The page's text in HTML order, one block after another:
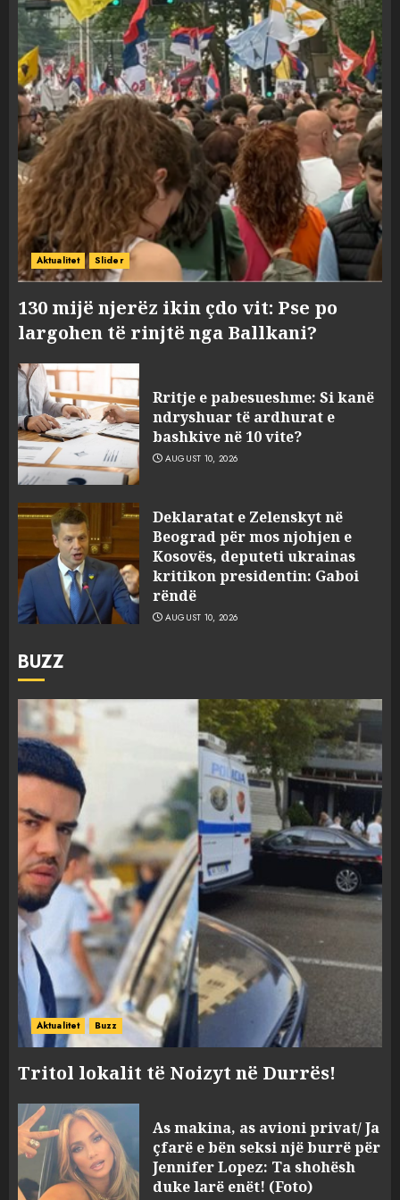
Aktualitet Slider
130 mijë njerëz ikin çdo vit: Pse po
largohen të rinjtë nga Ballkani?
Rritje e pabesueshme: Si kanë
ndryshuar të ardhurat e
bashkive në 10 vite?
AUGUST 10, 2026
Deklaratat e Zelenskyt në
Beograd për mos njohjen e
Kosovës, deputeti ukrainas
kritikon presidentin: Gaboi
rëndë
AUGUST 10, 2026
BUZZ
Aktualitet Buzz
Tritol lokalit të Noizyt në Durrës!
As makina, as avioni privat/ Ja
çfarë e bën seksi një burrë për
Jennifer Lopez: Ta shohësh
duke larë enët! (Foto)